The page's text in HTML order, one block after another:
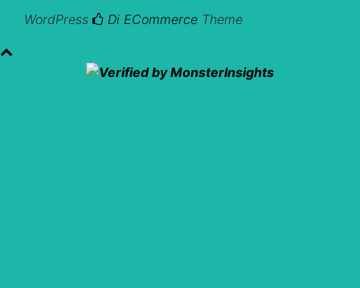
WordPress Di ECommerce Theme